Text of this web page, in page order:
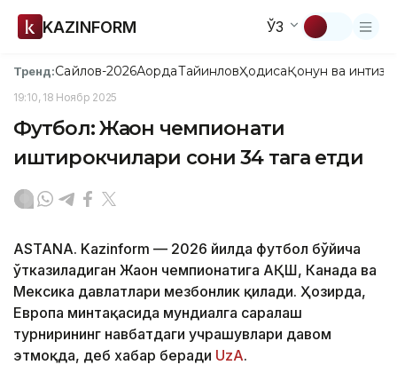
KAZINFORM ЎЗ
Тренд:Сайлов-2026АқордаТайинловҲодисаҚонун ва
19:10, 18 Ноябр 2025
Футбол: Жаҳон чемпионати
иштирокчилари сони 34 тага етди
ASTANA. Kazinform — 2026 йилда футбол бўйича
ўтказиладиган Жаҳон чемпионатига АҚШ, Канада ва
Мексика давлатлари мезбонлик қилади. Ҳозирда,
Европа минтақасида мундиалга саралаш
турнирининг навбатдаги учрашувлари давом
этмоқда, деб хабар беради UzA.